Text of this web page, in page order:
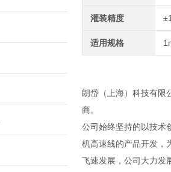
灌装精度
适用规格
朗岱（上海）科技有限
商。
公司始终坚持的以技术
机高速线的产品开发，
飞速发展，公司大力发